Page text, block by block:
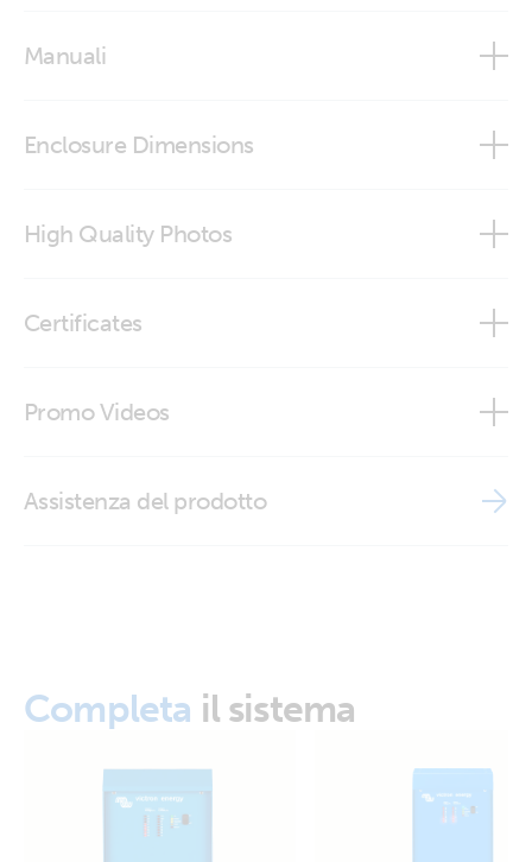
Manuali
Enclosure Dimensions
High Quality Photos
Certificates
Promo Videos
Assistenza del prodotto
Completa il sistema